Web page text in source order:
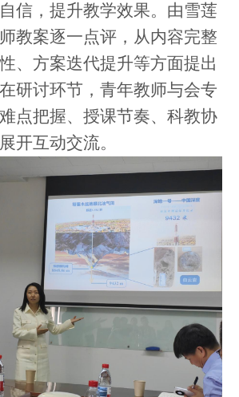
信，提升教学效果。由雪莲
教案逐一点评，从内容完整
、方案迭代提升等方面提出
研讨环节，青年教师与会专
点把握、授课节奏、科教协
开互动交流。